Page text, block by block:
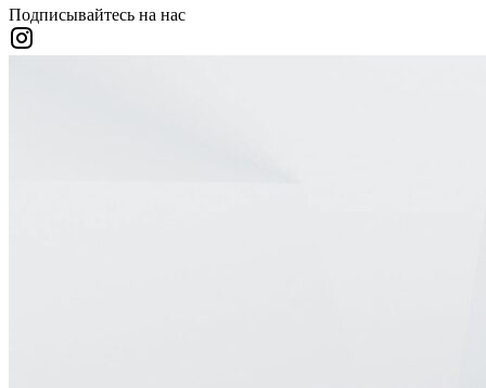
Подписывайтесь на нас